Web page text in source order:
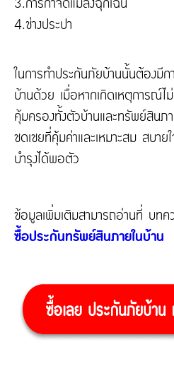
4.ช่างประปา
ในการทำประกันภัยบ้านนั้นต้องมี
บ้านด้วย เมื่อหากเกิดเหตุการณ์
คุ้มครองทั้งตัวบ้านและทรัพย์สินภ
ชดเชยที่คุ้มค่าและเหมาะสม สบาย
บำรุงได้พอตัว
ข้อมูลเพิ่มเติมสามารถอ่านที่ บทค
ซื้อประกันทรัพย์สินภายในบ้าน